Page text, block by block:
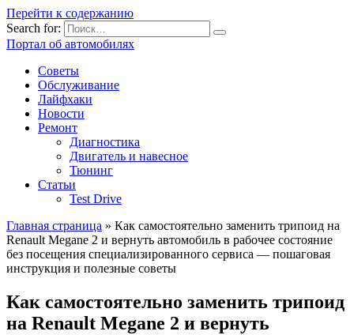
Перейти к содержанию
Search for:
Портал об автомобилях
Советы
Обслуживание
Лайфхаки
Новости
Ремонт
Диагностика
Двигатель и навесное
Тюнинг
Статьи
Test Drive
Главная страница » Как самостоятельно заменить трипоид на
Renault Megane 2 и вернуть автомобиль в рабочее состояние
без посещения специализированного сервиса — пошаговая
инструкция и полезные советы
Как самостоятельно заменить трипоид
на Renault Megane 2 и вернуть